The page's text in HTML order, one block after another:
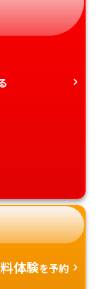
体験を予約